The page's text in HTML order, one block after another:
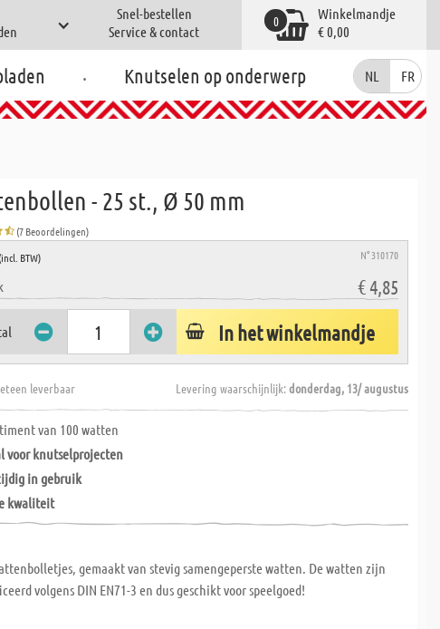
Snel-bestellen
Service & contact
Winkelmandje
€ 0,00
0
. Knutselen op onderwerp NL FR
- 25 st., Ø 50 mm
(7 Beoordelingen)
(incl. BTW) N° 310170
€ 4,85
In het winkelmandje
leverbaar Levering waarschijnlijk:donderdag, 13/ augustus
van 100 watten
voor knutselprojecten
in gebruik
kwaliteit
gemaakt van stevig samengeperste watten. De watten zijn
volgens DIN EN71-3 en dus geschikt voor speelgoed!